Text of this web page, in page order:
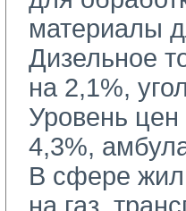
материалы
Дизельное
на 2,1%,
Уровень
4,3%,
В сфере